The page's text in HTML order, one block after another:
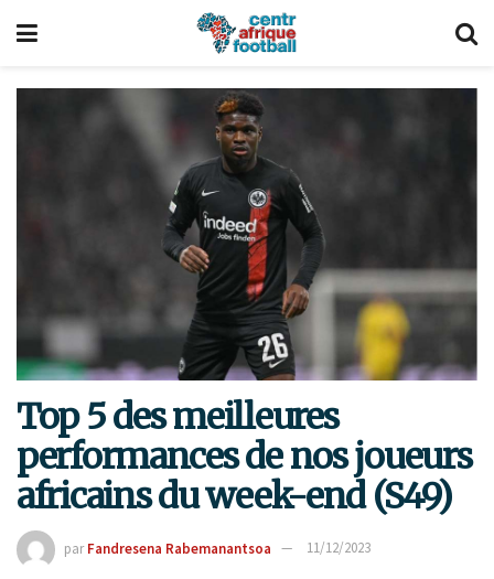
Top 5 des meilleures
performances de nos joueurs
africains du week-end (S49)
par Fandresena Rabemanantsoa 11/12/2023